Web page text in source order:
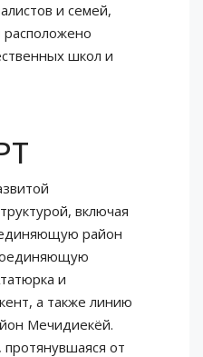
и семей,
расположено
школ и
включая
район
и
а также линию
Мечидиекёй.
от